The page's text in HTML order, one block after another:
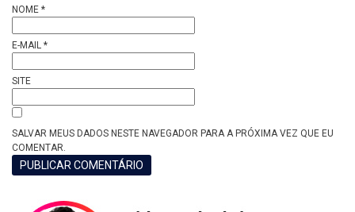
NOME *
E-MAIL *
SITE
SALVAR MEUS DADOS NESTE NAVEGADOR PARA A PRÓXIMA VEZ QUE EU
COMENTAR.